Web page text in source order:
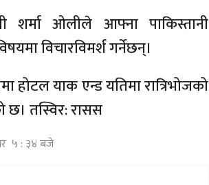
शर्मा ओलीले आफ्ना पाकिस्तानी
विचारविमर्श गर्नेछन्।
होटल याक एन्ड यतिमा रात्रिभोजको
छ। तस्विर: रासस
५ : ३४ बजे